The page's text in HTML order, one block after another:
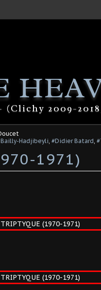
2009-
Hadjibeyli, #Didier Batard,
1971)